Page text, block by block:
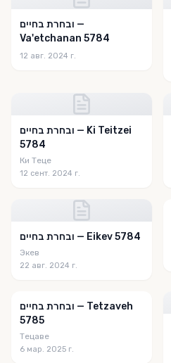
ובחרת בחיים —
Va'etchanan 5784
12 авг. 2024 г.
ובחרת בחיים — Ki Teitzei
5784
Ки Теце
12 сент. 2024 г.
ובחרת בחיים — Eikev 5784
Экев
22 авг. 2024 г.
ובחרת בחיים — Tetzaveh
5785
Тецаве
6 мар. 2025 г.